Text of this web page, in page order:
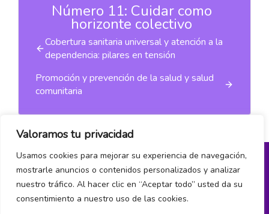
Valoramos tu privacidad
Usamos cookies para mejorar su experiencia de navegación,
mostrarle anuncios o contenidos personalizados y analizar
nuestro tráfico. Al hacer clic en “Aceptar todo” usted da su
consentimiento a nuestro uso de las cookies.
Número 11: Cuidar como
horizonte colectivo
Cobertura sanitaria universal y atención a la
dependencia: pilares en tensión
Promoción y prevención de la salud y salud
comunitaria
Política de privacidad